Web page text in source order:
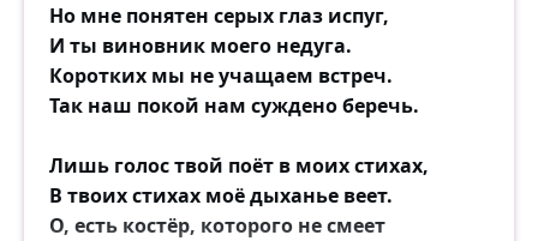
Но мне понятен серых глаз испуг,
И ты виновник моего недуга.
Коротких мы не учащаем встреч.
Так наш покой нам суждено беречь.
Лишь голос твой поёт в моих стихах,
В твоих стихах моё дыханье веет.
О, есть костёр, которого не смеет